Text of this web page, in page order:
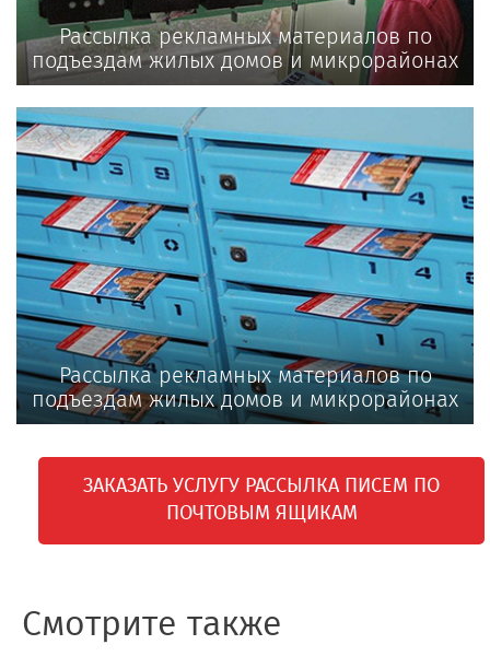
Рассылка рекламных материалов по
подъездам жилых домов и микрорайонах
Рассылка рекламных материалов по
подъездам жилых домов и микрорайонах
ЗАКАЗАТЬ УСЛУГУ РАССЫЛКА ПИСЕМ ПО
ПОЧТОВЫМ ЯЩИКАМ
Смотрите также